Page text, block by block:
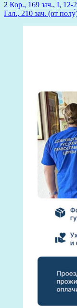
2 Кор., 169 зач., I, 12-
Гал., 210 зач. (от